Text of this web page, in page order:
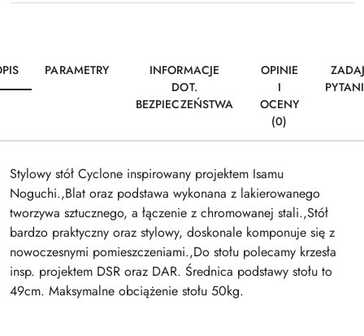
PARAMETRY
INFORMACJE
DOT.
BEZPIECZEŃSTWA
OPINIE
I
OCENY
(0)
Stylowy stół Cyclone inspirowany projektem Isamu
Noguchi.,Blat oraz podstawa wykonana z lakierowanego
tworzywa sztucznego, a łączenie z chromowanej stali.,Stół
bardzo praktyczny oraz stylowy, doskonale komponuje się z
nowoczesnymi pomieszczeniami.,Do stołu polecamy krzesła
insp. projektem DSR oraz DAR. Średnica podstawy stołu to
49cm. Maksymalne obciążenie stołu 50kg.